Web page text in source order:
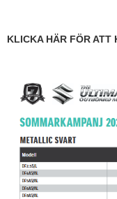
Simrad
Båttillbehör
Hummertina
Victron - Batteriladdare
CTEK - Batteriladdare
KLICKA HÄR FÖR ATT